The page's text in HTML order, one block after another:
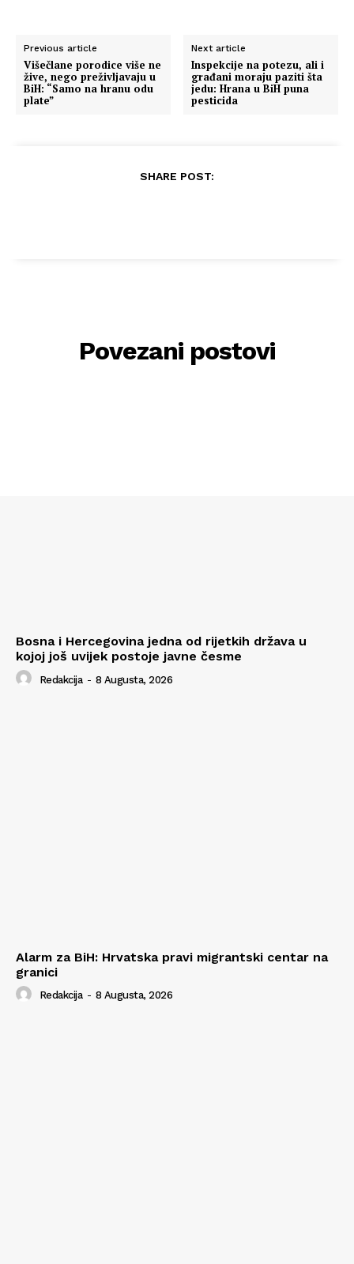
Previous article
Višečlane porodice više ne
žive, nego preživljavaju u
BiH: “Samo na hranu odu
plate”
Next article
Inspekcije na potezu, ali i
građani moraju paziti šta
jedu: Hrana u BiH puna
pesticida
SHARE POST:
Povezani postovi
Bosna i Hercegovina jedna od rijetkih država u
kojoj još uvijek postoje javne česme
Redakcija - 8 Augusta, 2026
Alarm za BiH: Hrvatska pravi migrantski centar na
granici
Redakcija - 8 Augusta, 2026